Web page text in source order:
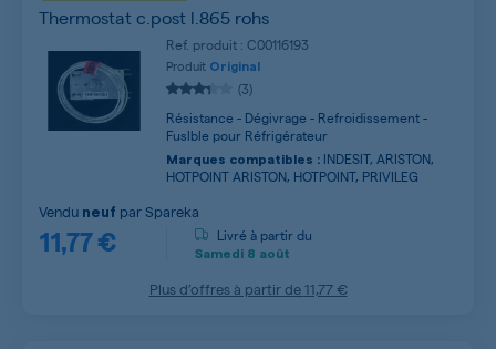
Thermostat c.post l.865 rohs
Ref. produit : C00116193
Produit Original
(3)
Résistance - Dégivrage - Refroidissement -
Fuslble pour Réfrigérateur
Marques compatibles : INDESIT, ARISTON,
HOTPOINT ARISTON, HOTPOINT, PRIVILEG
11,77 €
Vendu neuf parSpareka
Livré à partir du
Samedi 8 août
Plus d’offres à partir de11,77 €